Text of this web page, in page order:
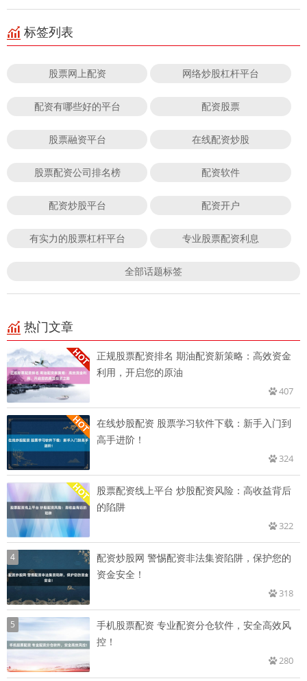
标签列表
股票网上配资 网络炒股杠杆平台
配资有哪些好的平台 配资股票
股票融资平台 在线配资炒股
股票配资公司排名榜 配资软件
配资炒股平台 配资开户
有实力的股票杠杆平台 专业股票配资利息
全部话题标签
热门文章
正规股票配资排名 期油配资新策略：高效资金
利用，开启您的原油
407
在线炒股配资 股票学习软件下载：新手入门到
高手进阶！
324
股票配资线上平台 炒股配资风险：高收益背后
的陷阱
322
4
配资炒股网 警惕配资非法集资陷阱，保护您的
资金安全！
318
5
手机股票配资 专业配资分仓软件，安全高效风
控！
280